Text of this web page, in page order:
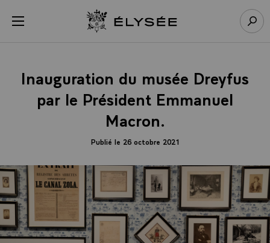
menu Retour à l’accueil Élysée
Inauguration du musée Dreyfus
par le Président Emmanuel
Macron.
Publié le 26 octobre 2021
Panneau de gestion des cookies